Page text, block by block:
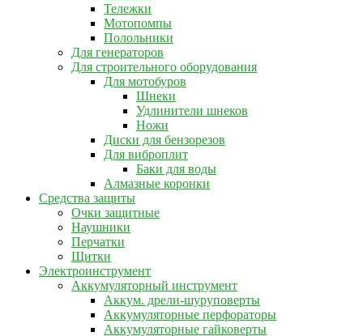
Тележки
Мотопомпы
Полольники
Для генераторов
Для строительного оборудования
Для мотобуров
Шнеки
Удлинители шнеков
Ножи
Диски для бензорезов
Для виброплит
Баки для воды
Алмазные коронки
Средства защиты
Очки защитные
Наушники
Перчатки
Щитки
Электроинструмент
Аккумуляторный инструмент
Аккум. дрели-шуруповерты
Аккумуляторные перфораторы
Аккумуляторные гайковерты